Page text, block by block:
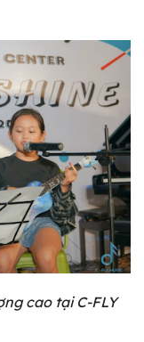
cao tại C-FLY